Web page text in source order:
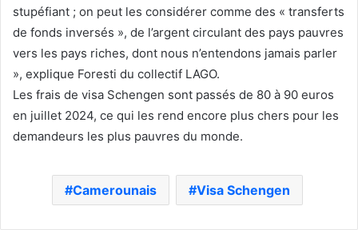
stupéfiant ; on peut les considérer comme des « transferts
de fonds inversés », de l’argent circulant des pays pauvres
vers les pays riches, dont nous n’entendons jamais parler
», explique Foresti du collectif LAGO.
Les frais de visa Schengen sont passés de 80 à 90 euros
en juillet 2024, ce qui les rend encore plus chers pour les
demandeurs les plus pauvres du monde.
Camerounais Visa Schengen